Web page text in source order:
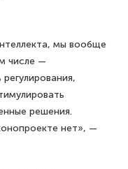
мы вообще
числе —
решения.
нет», —